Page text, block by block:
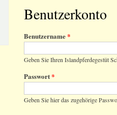
Benutzerkonto
Benutzername*
Geben Sie Ihren Islandpferdegestüt
Passwort*
Geben Sie hier das zugehörige